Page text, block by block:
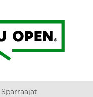
Sparraajat